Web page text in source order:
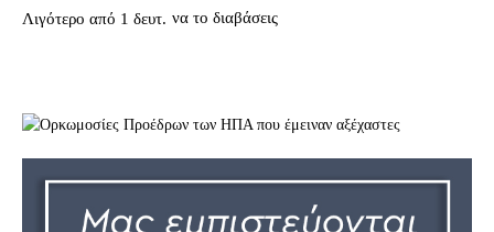
Λιγότερο από 1 δευτ. να το διαβάσεις